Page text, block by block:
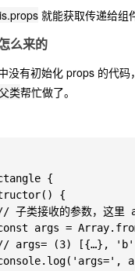
就能获取传递给组
么来的
没有初始化 props 的代码
父类帮忙做了。
{
{
子类接收的参数，这里
args =
args= (3) [{…},